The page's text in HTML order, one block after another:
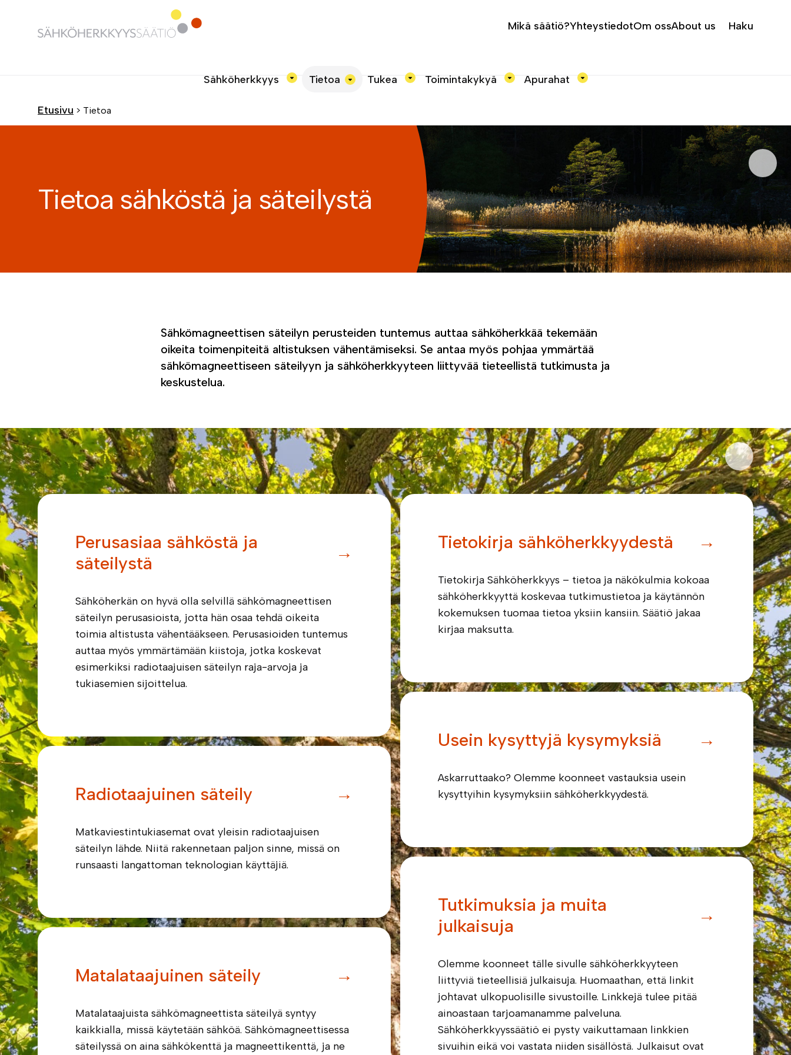
Mikä säätiö?YhteystiedotOm ossAbout us Haku
Sähköherkkyys Tietoa Tukea Toimintakykyä Apurahat
Etusivu > Tietoa
Tietoa sähköstä ja säteilystä
Sähkömagneettisen säteilyn perusteiden tuntemus auttaa sähköherkkää tekemään
oikeita toimenpiteitä altistuksen vähentämiseksi. Se antaa myös pohjaa ymmärtää
sähkömagneettiseen säteilyyn ja sähköherkkyyteen liittyvää tieteellistä tutkimusta ja
keskustelua.
Perusasiaa sähköstä ja
säteilystä
→
Sähköherkän on hyvä olla selvillä sähkömagneettisen
säteilyn perusasioista, jotta hän osaa tehdä oikeita
toimia altistusta vähentääkseen. Perusasioiden tuntemus
auttaa myös ymmärtämään kiistoja, jotka koskevat
esimerkiksi radiotaajuisen säteilyn raja-arvoja ja
tukiasemien sijoittelua.
Radiotaajuinen säteily →
Matkaviestintukiasemat ovat yleisin radiotaajuisen
säteilyn lähde. Niitä rakennetaan paljon sinne, missä on
runsaasti langattoman teknologian käyttäjiä.
Matalataajuinen säteily →
Matalataajuista sähkömagneettista säteilyä syntyy
kaikkialla, missä käytetään sähköä. Sähkömagneettisessa
säteilyssä on aina sähkökenttä ja magneettikenttä, ja ne
Tietokirja sähköherkkyydestä →
Tietokirja Sähköherkkyys – tietoa ja näkökulmia kokoaa
sähköherkkyyttä koskevaa tutkimustietoa ja käytännön
kokemuksen tuomaa tietoa yksiin kansiin. Säätiö jakaa
kirjaa maksutta.
Usein kysyttyjä kysymyksiä →
Askarruttaako? Olemme koonneet vastauksia usein
kysyttyihin kysymyksiin sähköherkkyydestä.
Tutkimuksia ja muita
julkaisuja
→
Olemme koonneet tälle sivulle sähköherkkyyteen
liittyviä tieteellisiä julkaisuja. Huomaathan, että linkit
johtavat ulkopuolisille sivustoille. Linkkejä tulee pitää
ainoastaan tarjoamanamme palveluna.
Sähköherkkyyssäätiö ei pysty vaikuttamaan linkkien
sivuihin eikä voi vastata niiden sisällöstä. Julkaisut ovat